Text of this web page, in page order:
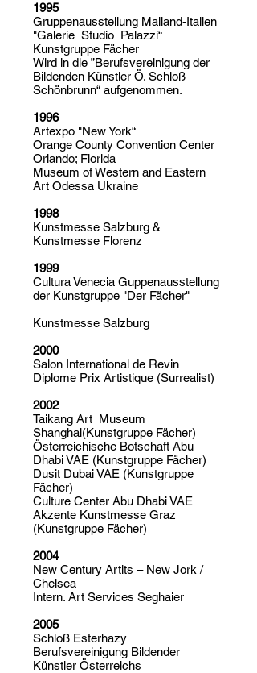
1995
Gruppenausstellung Mailand-Italien
"Galerie Studio Palazzi“
Kunstgruppe Fächer
Wird in die ”Berufsvereinigung der
Bildenden Künstler Ö. Schloß
Schönbrunn“ aufgenommen.
1996
Artexpo "New York“
Orange County Convention Center
Orlando; Florida
Museum of Western and Eastern
Art Odessa Ukraine
1998
Kunstmesse Salzburg &
Kunstmesse Florenz
1999
Cultura Venecia Guppenausstellung
der Kunstgruppe "Der Fächer"
Kunstmesse Salzburg
2000
Salon International de Revin
Diplome Prix Artistique (Surrealist)
2002
Taikang Art Museum
Shanghai(Kunstgruppe Fächer)
Österreichische Botschaft Abu
Dhabi VAE (Kunstgruppe Fächer)
Dusit Dubai VAE (Kunstgruppe
Fächer)
Culture Center Abu Dhabi VAE
Akzente Kunstmesse Graz
(Kunstgruppe Fächer)
2004
New Century Artits – New Jork /
Chelsea
Intern. Art Services Seghaier
2005
Schloß Esterhazy
Berufsvereinigung Bildender
Künstler Österreichs